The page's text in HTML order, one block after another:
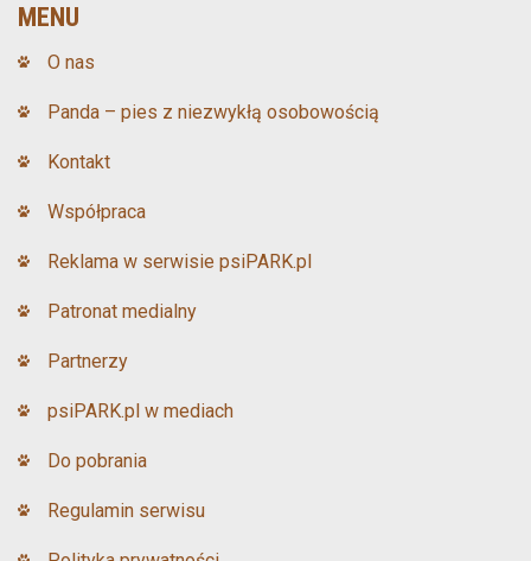
MENU
O nas
Panda – pies z niezwykłą osobowością
Kontakt
Współpraca
Reklama w serwisie psiPARK.pl
Patronat medialny
Partnerzy
psiPARK.pl w mediach
Do pobrania
Regulamin serwisu